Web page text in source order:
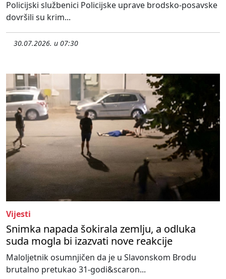
Policijski službenici Policijske uprave brodsko-posavske
dovršili su krim...
30.07.2026. u 07:30
Vijesti
Snimka napada šokirala zemlju, a odluka
suda mogla bi izazvati nove reakcije
Maloljetnik osumnjičen da je u Slavonskom Brodu
brutalno pretukao 31-godi&scaron...